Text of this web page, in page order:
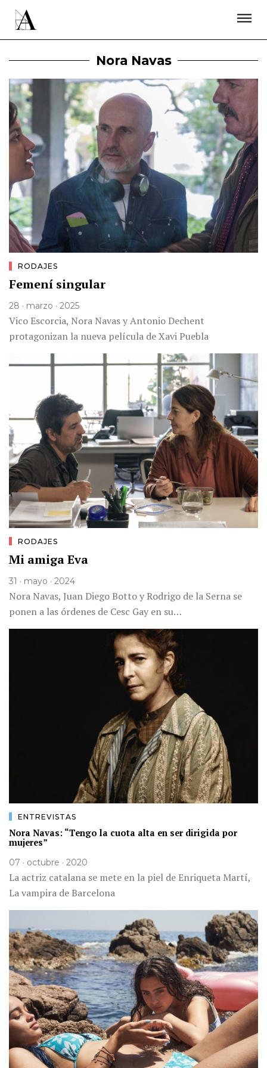
Nora Navas
RODAJES
Femení singular
28 · marzo · 2025
Vico Escorcia, Nora Navas y Antonio Dechent
protagonizan la nueva película de Xavi Puebla
RODAJES
Mi amiga Eva
31 · mayo · 2024
Nora Navas, Juan Diego Botto y Rodrigo de la Serna se
ponen a las órdenes de Cesc Gay en su…
ENTREVISTAS
Nora Navas: “Tengo la cuota alta en ser dirigida por
mujeres”
07 · octubre · 2020
La actriz catalana se mete en la piel de Enriqueta Martí,
La vampira de Barcelona
ÚNETE A LA ACADEMIA DE CINE
PRENSA
NEWSLETTER